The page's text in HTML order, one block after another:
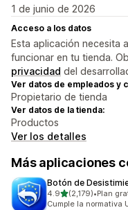
1 de junio de 2026
Acceso a los datos
Esta aplicación necesita
funcionar en tu tienda.
privacidad del
Ver datos de empleados y
Propietario de tienda
Ver datos de la tienda:
Productos
Ver los detalles
Más aplicaciones
Botón de
4.9de 5 estrellas
(2,179)
2179 reseñas en total
•Plan
Cumple la normativa